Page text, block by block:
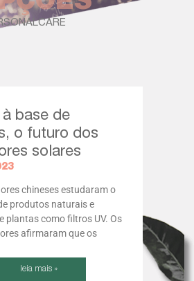
base de
o futuro dos
solares
chineses estudaram o
produtos naturais e
plantas como filtros UV. Os
afirmaram que os
leia mais »